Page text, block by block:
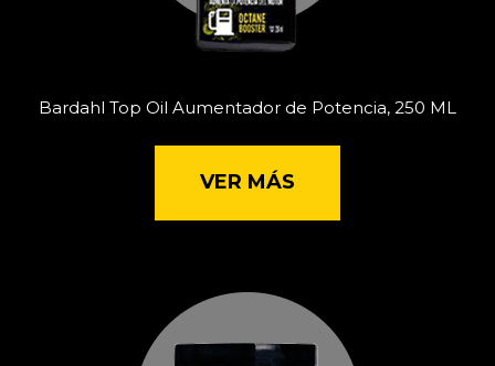
Bardahl Top Oil Aumentador de Potencia, 250 ML
VER MÁS